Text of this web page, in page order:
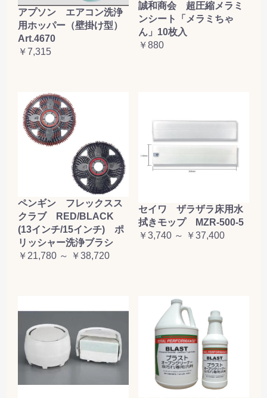
アプソン エアコン洗浄
用ホッパー（壁掛け型）
Art.4670
￥7,315
誠和商会 超圧縮メラミ
ンシート「メラミちゃ
ん」10枚入
￥880
ペンギン フレックスス
クラブ RED/BLACK
(13インチ/15インチ) ポ
リッシャー洗浄ブラシ
￥21,780 ～ ￥38,720
セイワ ザラザラ床用水
拭きモップ MZR-500-5
￥3,740 ～ ￥37,400